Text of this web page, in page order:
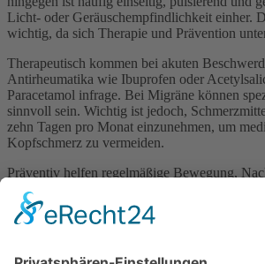
Licht- oder Geräuschempfindlichkeit einher.
wichtig, da sich Therapie und Prävention
Therapeutisch kommen bei akuten
Antirheumatika wie Ibuprofen oder
Paracetamol infrage. Bei Migräne können
sinnvoll sein. Wichtig ist jedoch,
zehn Tagen pro Monat einzunehmen, um
Kopfschmerz zu vermeiden.
Präventiv helfen regelmäßige Bewegung,
Wärmeanwendungen, ausreichendes Trinken,
und Stressmanagement. Auch das Führen eines
Kopfschmerztagebuchs kann helfen,